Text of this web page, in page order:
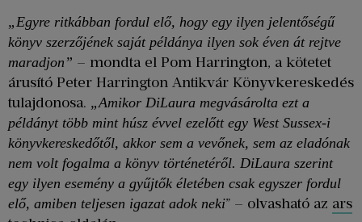
„Egyre ritkábban fordul elő, hogy egy ilyen jelentőségű
könyv szerzőjének saját példánya ilyen sok éven át rejtve
maradjon” – mondta el Pom Harrington, a kötetet
árusító Peter Harrington Antikvár Könyvkereskedés
tulajdonosa. „Amikor DiLaura megvásárolta ezt a
példányt több mint húsz évvel ezelőtt egy West Sussex-i
könyvkereskedőtől, akkor sem a vevőnek, sem az eladónak
nem volt fogalma a könyv történetéről. DiLaura szerint
egy ilyen esemény a gyűjtők életében csak egyszer fordul
elő, amiben teljesen igazat adok neki” – olvasható az ars